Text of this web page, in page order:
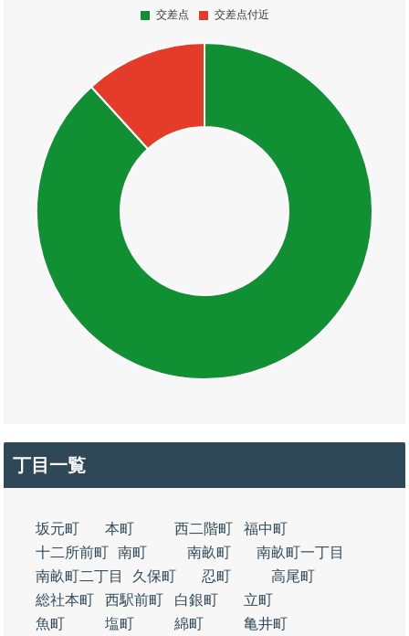
丁目一覧
坂元町 本町 西二階町
福中町
十二所前町 南町 南畝町
南畝町一丁目
南畝町二丁目
久保町 忍町
高尾町
総社本町
西駅前町 白銀町
立町
魚町
塩町 綿町 亀井町